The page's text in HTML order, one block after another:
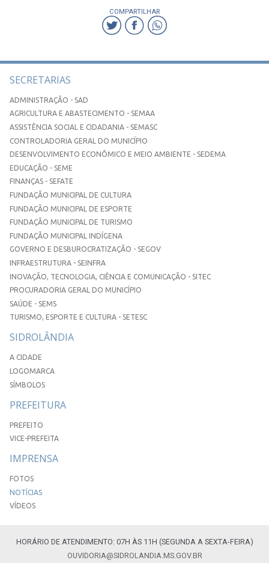
COMPARTILHAR
SECRETARIAS
ADMINISTRAÇÃO - SAD
AGRICULTURA E ABASTECIMENTO - SEMAA
ASSISTÊNCIA SOCIAL E CIDADANIA - SEMASC
CONTROLADORIA GERAL DO MUNICÍPIO
DESENVOLVIMENTO ECONÔMICO E MEIO AMBIENTE - SEDEMA
EDUCAÇÃO - SEME
FINANÇAS - SEFATE
FUNDAÇÃO MUNICIPAL DE CULTURA
FUNDAÇÃO MUNICIPAL DE ESPORTE
FUNDAÇÃO MUNICIPAL DE TURISMO
FUNDAÇÃO MUNICIPAL INDÍGENA
GOVERNO E DESBUROCRATIZAÇÃO - SEGOV
INFRAESTRUTURA - SEINFRA
INOVAÇÃO, TECNOLOGIA, CIÊNCIA E COMUNICAÇÃO - SITEC
PROCURADORIA GERAL DO MUNICÍPIO
SAÚDE - SEMS
TURISMO, ESPORTE E CULTURA - SETESC
SIDROLÂNDIA
A CIDADE
LOGOMARCA
SÍMBOLOS
PREFEITURA
PREFEITO
VICE-PREFEITA
IMPRENSA
FOTOS
NOTÍCIAS
VÍDEOS
HORÁRIO DE ATENDIMENTO: 07H ÀS 11H (SEGUNDA A SEXTA-FEIRA)
OUVIDORIA@SIDROLANDIA.MS.GOV.BR